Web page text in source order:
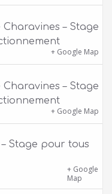
– Stage
+ Google Map
– Stage
+ Google Map
Stage pour tous
+ Google
Map